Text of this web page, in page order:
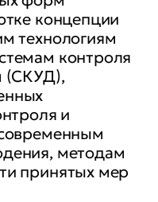
концепции
технологиям
контроля
(СКУД),
и
методам
принятых мер